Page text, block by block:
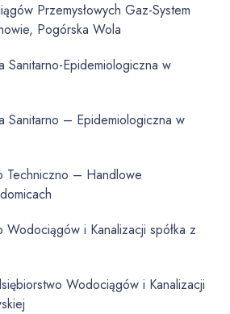
Przemysłowych Gaz-System
Pogórska Wola
Sanitarno-Epidemiologiczna w
Sanitarno – Epidemiologiczna w
Techniczno – Handlowe
Wodociągów i Kanalizacji spółka z
Wodociągów i Kanalizacji